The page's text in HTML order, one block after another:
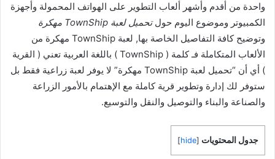
واحدة من أقدم وأشهر ألعاب التطوير على الهواتف المحمولة وأجهزة
الكمبيوتر وموضوع اليوم حولتحميل لعبة TownShip مهكرة
وتوضيح كافة التفاصيل الخاصة بها, لعبة TownShip مهكرة من
الألعاب المتكاملة فـ كلمة ( TownShip ) باللغة العربية تعني ( القرية
) أي أن “تحميل لعبة TownShip مهكرة” لا يوفر لعبة زراعية فقط بل
ستوفر لك إدارة وتطوير قرية كاملة مع الإهتمام بالأمور الزراعة
والصناعة والبناء والتوصيل والنقل والتوسيع.
جدول المحتويات [
hide
]